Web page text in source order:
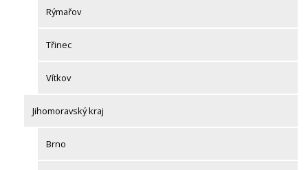
Rýmařov
Třinec
Vítkov
Jihomoravský kraj
Brno